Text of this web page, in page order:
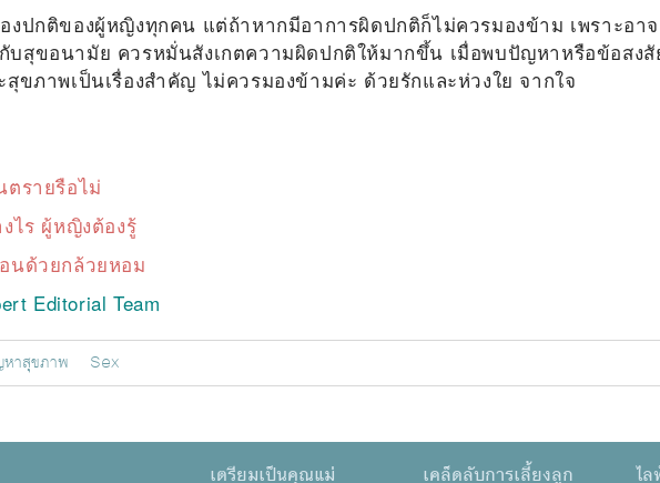
งปกติของผู้หญิงทุกคน แต่ถ้าหากมีอาการผิดปกติก็ไม่ควรมองข้าม เพราะอาจ
บสุขอนามัย ควรหมั่นสังเกตความผิดปกติให้มากขึ้น เมื่อพบปัญหาหรือข้อสงสั
ขภาพเป็นเรื่องสำคัญ ไม่ควรมองข้ามค่ะ ด้วยรักและห่วงใย จากใจ
รายรือไม่
ไร ผู้หญิงต้องรู้
นด้วยกล้วยหอม
Editorial Team
าสุขภาพ Sex
เตรียมเป็นคุณแม่ เคล็ดลับการเลี้ยงลูก ไ